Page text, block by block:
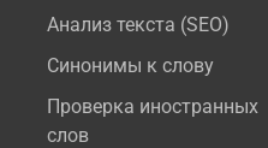
Анализ текста (SEO)
Синонимы к слову
Проверка иностранных
слов